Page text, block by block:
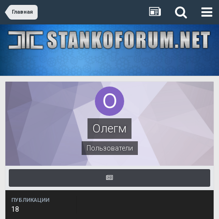
Главная
Олегм
Пользователи
ПУБЛИКАЦИИ
18